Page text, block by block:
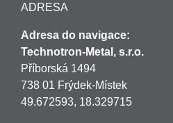
ADRESA
Adresa do navigace:
Technotron-Metal, s.r.o.
Příborská 1494
738 01 Frýdek-Místek
49.672593, 18.329715